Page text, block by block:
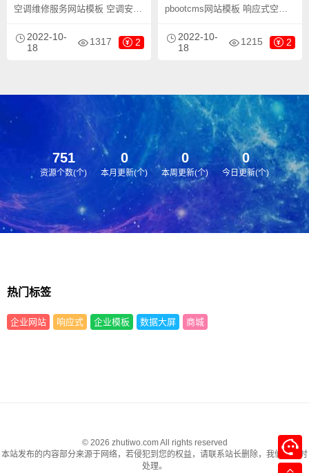
空调维修服务网站模板 空调安装
内核开发的网站模板，该模板适
用于空调维修服务网站、空调安
2022-10-
18
1317 2
pbootcms网站模板 响应式空调
PbootCMS内核开发的网站模
板，该模板适用于空调维修网
把文字图片换成其他行业的即
可；
2022-10-
18
1215 2
751
资源个数(个)
0
本月更新(个)
0
本周更新(个)
0
今日更新(个)
热门标签
企业网站 响应式 企业模板 数据大屏 商城
© 2026 zhutiwo.com All rights reserved
本站发布的内容部分来源于网络，若侵犯到您的权益，请联系站长删除，我们将及时
处理。